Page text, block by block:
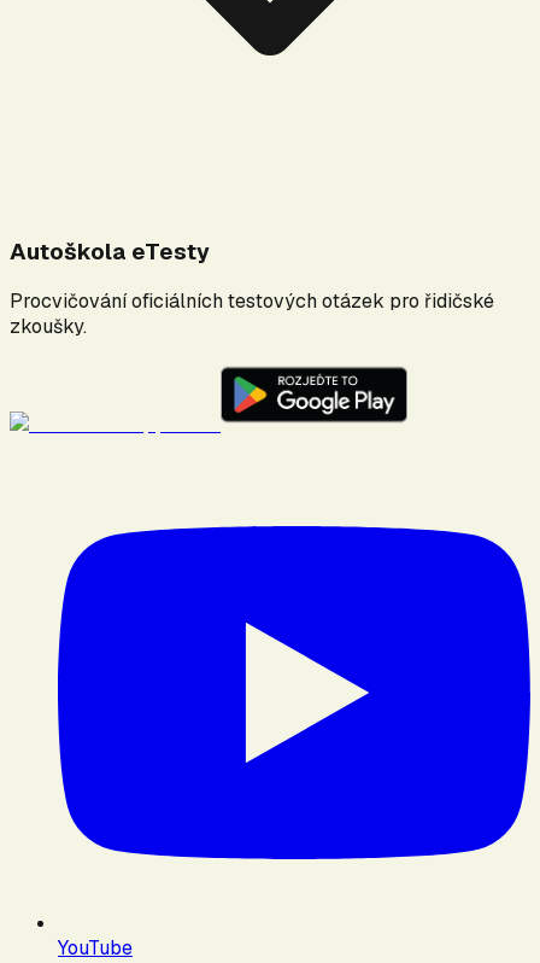
Autoškola eTesty
Procvičování oficiálních testových otázek pro řidičské
zkoušky.
YouTube